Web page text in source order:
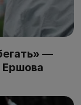
—
Ершова